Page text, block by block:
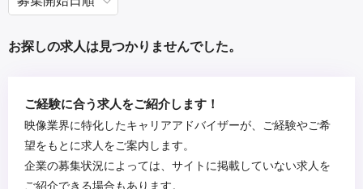
お探しの求人は見つかりませんでした。
ご経験に合う求人をご紹介します！
映像業界に特化したキャリアアドバイザーが、ご経験やご希
望をもとに求人をご案内します。
企業の募集状況によっては、サイトに掲載していない求人を
ご紹介できる場合もあります。